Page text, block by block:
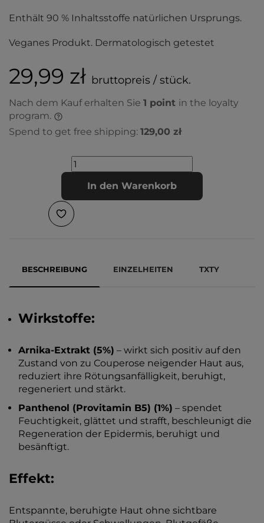
Enthält 90 % Inhaltsstoffe natürlichen Ursprungs.
Veganes Produkt. Dermatologisch getestet
29,99 zł bruttopreis / stück.
Nach dem Kauf erhalten Sie 1 point in the loyalty
program.
Spend to get free shipping: 129,00 zł
In den Warenkorb
BESCHREIBUNG EINZELHEITEN TXTY
Wirkstoffe:
Arnika-Extrakt (5%) – wirkt sich positiv auf den
Zustand von zu Couperose neigender Haut aus,
reduziert ihre Rötungsanfälligkeit, beruhigt,
regeneriert und stärkt.
Panthenol (Provitamin B5) (1%) – spendet
Feuchtigkeit, glättet und strafft, beschleunigt die
Regeneration der Epidermis, beruhigt und
besänftigt.
Effekt:
Entspannte, beruhigte Haut ohne sichtbare